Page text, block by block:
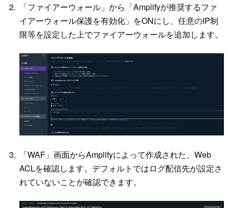
「ファイアーウォール」から「Amplifyが推奨するファ
イアーウォール保護を有効化」をONにし、任意のIP制
限等を設定した上でファイアーウォールを追加します。
「WAF」画面からAmplifyによって作成された、Web
ACLを確認します。デフォルトではログ配信先が設定さ
れていないことが確認できます。